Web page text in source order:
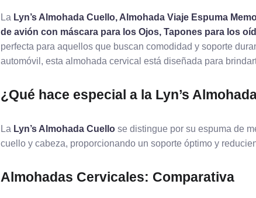
La Lyn’s Almohada Cuello, Almohada Viaje Espuma
de avión con máscara para los Ojos, Tapones para los
perfecta para aquellos que buscan comodidad y soporte
automóvil, esta almohada cervical está diseñada para
¿Qué hace especial a la Lyn’s
La Lyn’s Almohada Cuello se distingue por su espuma de
cuello y cabeza, proporcionando un soporte óptimo y
Almohadas Cervicales: Comparativa